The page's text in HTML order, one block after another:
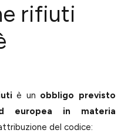
rifiuti
è un obbligo previsto
europea in materia
del codice: